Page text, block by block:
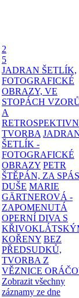
2
5
JADRAN ŠETLÍK,
FOTOGRAFICKÉ
OBRAZY, VE
STOPÁCH
A
TVORBA
ŠETLÍK -
FOTOGRAFICKÉ
OBRAZY PETR
ŠTĚPÁN, ZA
DUŠE MARIE
GÄRTNEROVÁ -
ZAPOMENUTÁ
OPERNÍ DIVA S
KOŘENY BEZ
PŘEDSUDKŮ,
TVORBA Z
VĚZNICE
Zobrazit všechny
záznamy ze dne